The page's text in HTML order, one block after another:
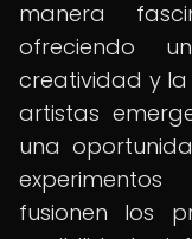
manera
ofreciendo
creatividad y la
artistas
una
fusionen los